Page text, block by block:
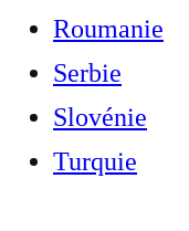
Roumanie
Serbie
Slovénie
Turquie